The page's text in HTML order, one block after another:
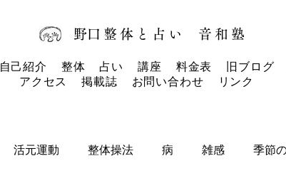
​野口整体と占い 音和塾​
自己紹介 整体 占い 講座 料金表 旧ブログ
アクセス
掲載誌 お問い合わせ リンク
活元運動 整体操法 病 雑感 季節